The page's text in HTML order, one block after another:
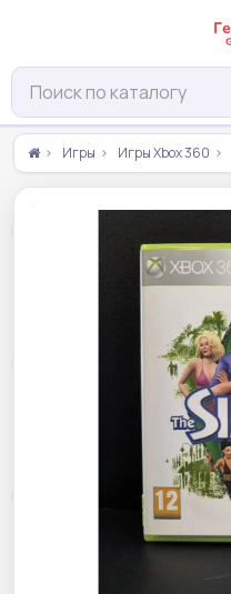
Игры Игры Xbox 360